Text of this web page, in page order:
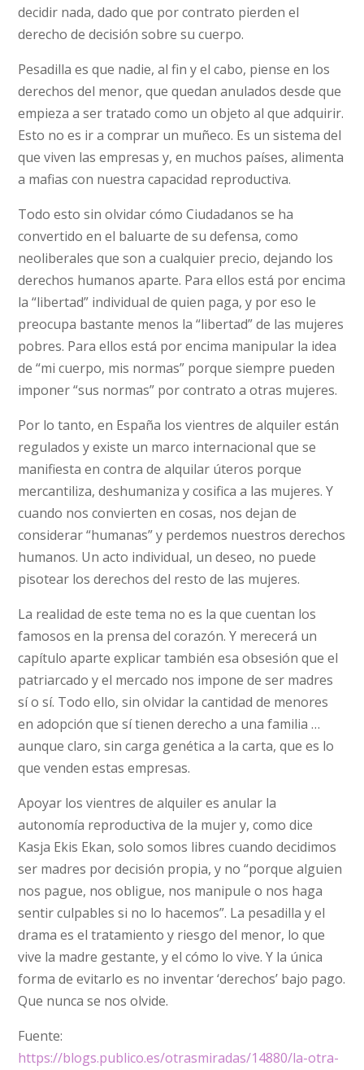
decidir nada, dado que por contrato pierden el
derecho de decisión sobre su cuerpo.
Pesadilla es que nadie, al fin y el cabo, piense en los
derechos del menor, que quedan anulados desde que
empieza a ser tratado como un objeto al que adquirir.
Esto no es ir a comprar un muñeco. Es un sistema del
que viven las empresas y, en muchos países, alimenta
a mafias con nuestra capacidad reproductiva.
Todo esto sin olvidar cómo Ciudadanos se ha
convertido en el baluarte de su defensa, como
neoliberales que son a cualquier precio, dejando los
derechos humanos aparte. Para ellos está por encima
la “libertad” individual de quien paga, y por eso le
preocupa bastante menos la “libertad” de las mujeres
pobres. Para ellos está por encima manipular la idea
de “mi cuerpo, mis normas” porque siempre pueden
imponer “sus normas” por contrato a otras mujeres.
Por lo tanto, en España los vientres de alquiler están
regulados y existe un marco internacional que se
manifiesta en contra de alquilar úteros porque
mercantiliza, deshumaniza y cosifica a las mujeres. Y
cuando nos convierten en cosas, nos dejan de
considerar “humanas” y perdemos nuestros derechos
humanos. Un acto individual, un deseo, no puede
pisotear los derechos del resto de las mujeres.
La realidad de este tema no es la que cuentan los
famosos en la prensa del corazón. Y merecerá un
capítulo aparte explicar también esa obsesión que el
patriarcado y el mercado nos impone de ser madres
sí o sí. Todo ello, sin olvidar la cantidad de menores
en adopción que sí tienen derecho a una familia …
aunque claro, sin carga genética a la carta, que es lo
que venden estas empresas.
Apoyar los vientres de alquiler es anular la
autonomía reproductiva de la mujer y, como dice
Kasja Ekis Ekan, solo somos libres cuando decidimos
ser madres por decisión propia, y no “porque alguien
nos pague, nos obligue, nos manipule o nos haga
sentir culpables si no lo hacemos”. La pesadilla y el
drama es el tratamiento y riesgo del menor, lo que
vive la madre gestante, y el cómo lo vive. Y la única
forma de evitarlo es no inventar ‘derechos’ bajo pago.
Que nunca se nos olvide.
Fuente:
https://blogs.publico.es/otrasmiradas/14880/la-otra-